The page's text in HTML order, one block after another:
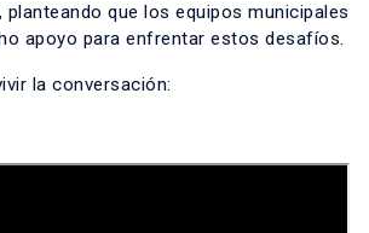
que los equipos municipales
apoyo para enfrentar estos desafíos.
la conversación: